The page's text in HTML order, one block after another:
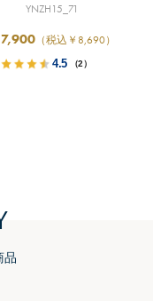
YNZH15_71
7,900 （税込￥8,690）
4.5 （2）
品